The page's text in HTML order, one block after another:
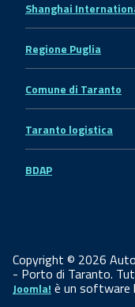
Shanghai
Regione Puglia
Comune di Taranto
Taranto logistica
BDAP
Copyright © 2026
- Porto di Taranto.
Joomla! è un software